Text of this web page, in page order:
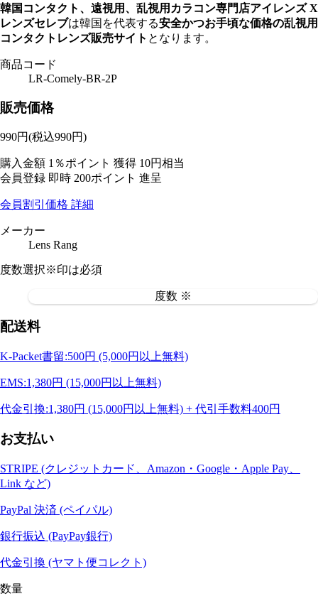
韓国コンタクト、遠視用、乱視用カラコン専門店アイレンズ X
レンズセレブは韓国を代表する安全かつお手頃な価格の乱視用
コンタクトレンズ販売サイト となります。
商品コード
LR-Comely-BR-2P
販売価格
990円(税込990円)
購入金額 1％ポイント 獲得 10円相当
会員登録 即時 200ポイント 進呈
会員割引価格 詳細
メーカー
Lens Rang
度数選択※印は必須
度数 ※
配送料
K-Packet書留:500円 (5,000円以上無料)
EMS:1,380円 (15,000円以上無料)
代金引換:1,380円 (15,000円以上無料) + 代引手数料400円
お支払い
STRIPE (クレジットカード、Amazon・Google・Apple Pay、
Link など)
PayPal 決済 (ペイパル)
銀行振込 (PayPay銀行)
代金引換 (ヤマト便コレクト)
数量